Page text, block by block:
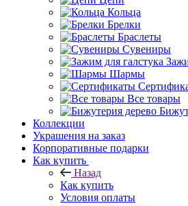
Кольца
Брелки
Браслеты
Сувениры
Шармы
Все товары
Коллекции
Украшения на заказ
Корпоративные подарки
Как купить
Назад
Как купить
Условия оплаты